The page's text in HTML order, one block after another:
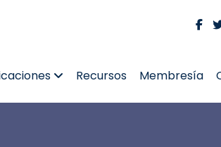
Recursos Membresía